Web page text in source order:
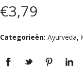
€3,79
Categorieën: Ayurveda,